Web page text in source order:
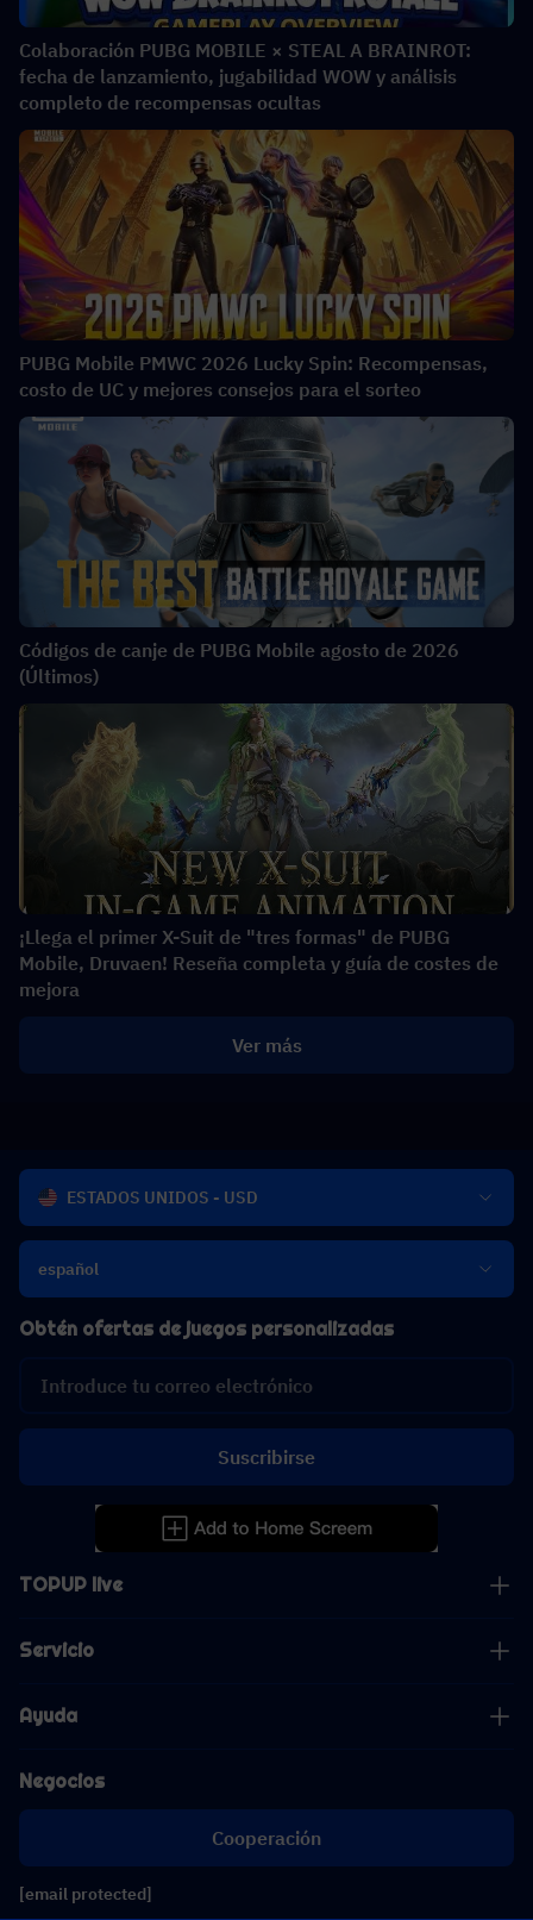
Colaboración PUBG MOBILE × STEAL A BRAINROT:
fecha de lanzamiento, jugabilidad WOW y análisis
completo de recompensas ocultas
PUBG Mobile PMWC 2026 Lucky Spin: Recompensas,
costo de UC y mejores consejos para el sorteo
Códigos de canje de PUBG Mobile agosto de 2026
(Últimos)
¡Llega el primer X-Suit de "tres formas" de PUBG
Mobile, Druvaen! Reseña completa y guía de costes de
mejora
Ver más
ESTADOS UNIDOS - USD
español
TOPUP live
Servicio
Ayuda
Negocios
Cooperación
[email protected]
Obtén ofertas de juegos personalizadas
Suscribirse